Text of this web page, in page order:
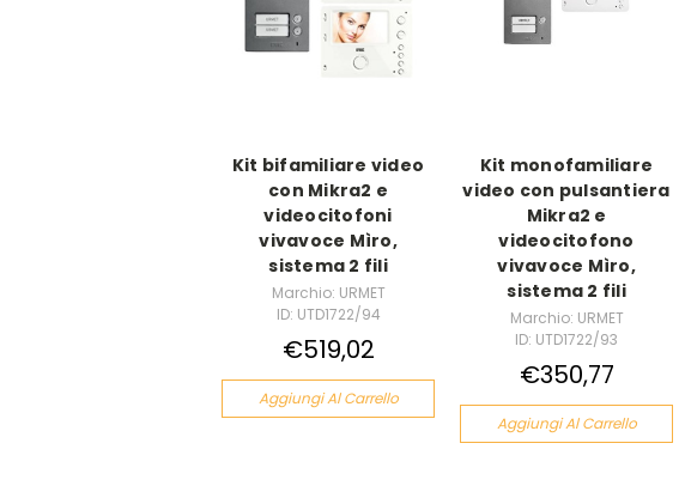
Kit bifamiliare video
con Mikra2 e
videocitofoni
vivavoce Mìro,
sistema 2 fili
Marchio: URMET
ID: UTD1722/94
€519,02
Aggiungi Al Carrello
Kit monofamiliare
video con pulsantiera
Mikra2 e
videocitofono
vivavoce Mìro,
sistema 2 fili
Marchio: URMET
ID: UTD1722/93
€350,77
Aggiungi Al Carrello